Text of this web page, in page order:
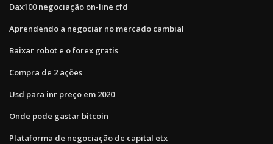
Dax100 negociação on-line cfd
Aprendendo a negociar no mercado cambial
Baixar robot e o forex gratis
Compra de 2 ações
Usd para inr preço em 2020
Onde pode gastar bitcoin
Plataforma de negociação de capital etx